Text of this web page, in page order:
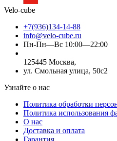
Velo-cube
+7(936)134-14-88
info@velo-cube.ru
Пн-Пн—Вс 10:00—22:00
125445 Москва,
ул. Смольная улица, 50с2
Узнайте о нас
Политика обработки
Политика использования
О нас
Доставка и оплата
Гарантия